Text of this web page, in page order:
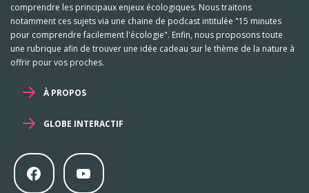
comprendre les principaux enjeux écologiques. Nous traitons
notamment ces sujets via une chaine de podcast intitulée "15 minutes
pour comprendre facilement l'écologie". Enfin, nous proposons toute
une rubrique afin de trouver une idée cadeau sur le thème de la nature à
offrir pour vos proches.
À PROPOS
GLOBE INTERACTIF